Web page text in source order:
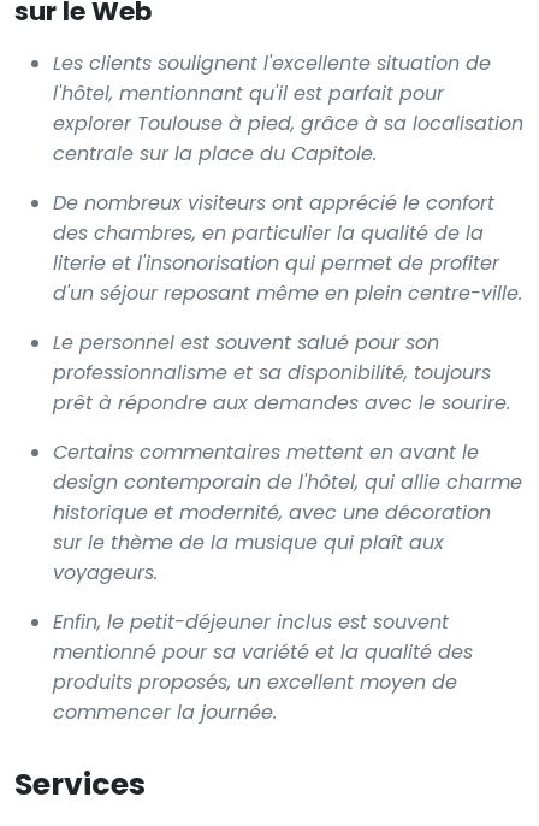
sur le Web
Les clients soulignent l'excellente situation de
l'hôtel, mentionnant qu'il est parfait pour
explorer Toulouse à pied, grâce à sa localisation
centrale sur la place du Capitole.
De nombreux visiteurs ont apprécié le confort
des chambres, en particulier la qualité de la
literie et l'insonorisation qui permet de profiter
d'un séjour reposant même en plein centre-ville.
Le personnel est souvent salué pour son
professionnalisme et sa disponibilité, toujours
prêt à répondre aux demandes avec le sourire.
Certains commentaires mettent en avant le
design contemporain de l'hôtel, qui allie charme
historique et modernité, avec une décoration
sur le thème de la musique qui plaît aux
voyageurs.
Enfin, le petit-déjeuner inclus est souvent
mentionné pour sa variété et la qualité des
produits proposés, un excellent moyen de
commencer la journée.
Services